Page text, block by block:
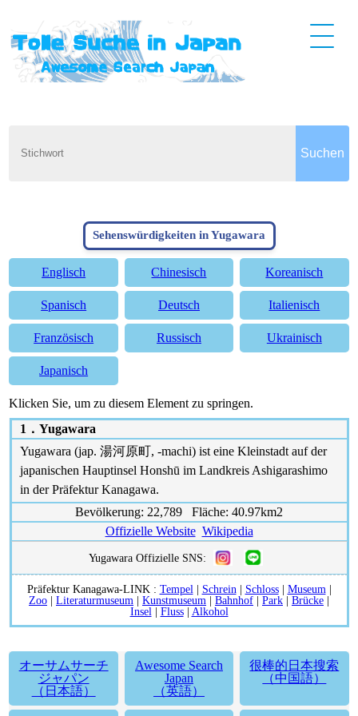
Sehenswürdigkeiten in Yugawara
Englisch Chinesisch Koreanisch
Spanisch Deutsch Italienisch
Französisch Russisch Ukrainisch
Japanisch
Klicken Sie, um zu diesem Element zu springen.
1． Yugawara
Yugawara (jap. 湯河原町, -machi) ist eine Kleinstadt auf der
japanischen Hauptinsel Honshū im Landkreis Ashigarashimo
in der Präfektur Kanagawa.
Bevölkerung: 22,789 Fläche: 40.97km2
Offizielle Website Wikipedia
Yugawara Offizielle SNS:
Präfektur Kanagawa-LINK : Tempel | Schrein | Schloss| Museum |
Zoo | Literaturmuseum | Kunstmuseum | Bahnhof | Park | Brücke |
Insel | Fluss| Alkohol
オーサムサーチ
ジャパン
（日本語）
Awesome Search
Japan
（英語）
很棒的日本搜索
（中国語）